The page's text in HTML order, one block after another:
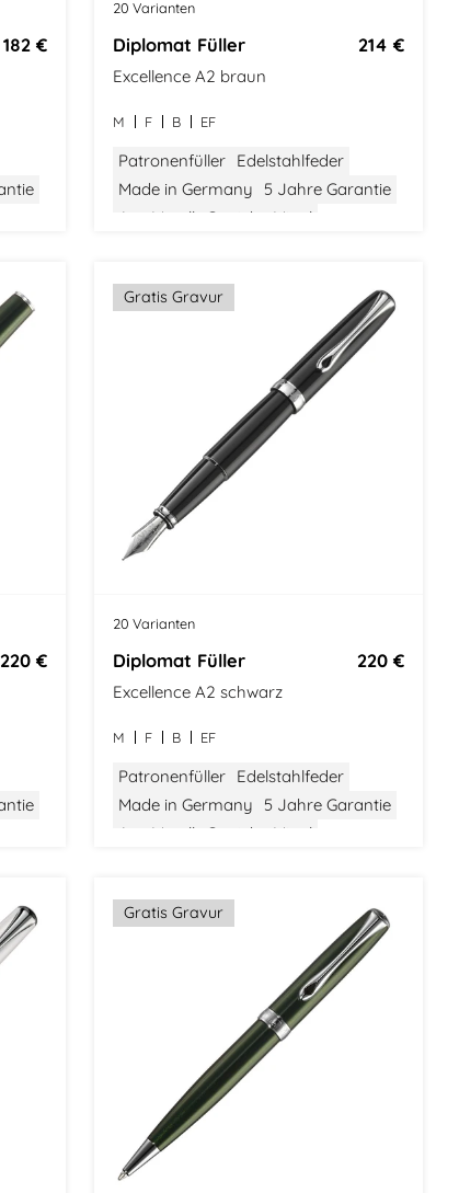
182 €
20 Varianten
Diplomat Füller 214 €
Excellence A2 braun
M F B EF
Patronenfüller Edelstahlfeder
Made in Germany
5 Jahre Garantie
Aus Metall
Gewicht: Mittel
220 €
Gratis Gravur
20 Varianten
Diplomat Füller 220 €
Excellence A2 schwarz
M F B EF
Patronenfüller Edelstahlfeder
Made in Germany
5 Jahre Garantie
Aus Metall
Gewicht: Mittel
Gratis Gravur